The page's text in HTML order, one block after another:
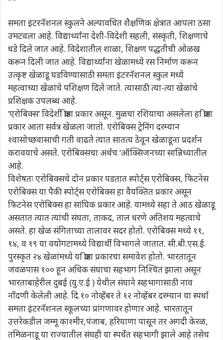
समता इंटरनॅशनल स्कुलने अल्पावधित शैक्षणिक क्षेत्रात आपला ठसा
उमटवला आहे. विद्यार्थ्यांना देशी-विदेशी सहली, संस्कृती, शिक्षणाचे
धडे दिले जात आहे. विदेशातील शाळा, शिक्षण पद्धतीची ओळख
करून दिली जात आहे. विद्यार्थ्यांना खेळामध्ये रस निर्माण करून
उत्कृष्ट खेळाडू घडविण्यासाठी समता इंटरनॅशनल स्कुल मध्ये
महत्वाच्या खेळांचे पशिक्षण दिले जाते. त्यासाठी त्या-त्या खेळांचे
प्रशिक्षक उपलब्ध आहे.
‘एरोबिक्स’ विदेशी क्रीडा प्रकार असून. मुळचा रशियाचा असलेला हा क्रीडा
प्रकार आता सर्वत्र खेळला जातो. एरोबिक्स ट्रेनिंग दरम्यान
श्वासोच्छवासाची गती वाढते त्यात सातत्य ठेवून खेळाडूंना प्रदर्शन
करावयाचे असते. एरोबिक्सचा अर्थच ‘ऑक्सिजनच्या सान्निध्यातील
आहे.
विशेषतः एरोबिक्सचे दोन प्रकार पडतात स्पोर्ट्स एरोबिक्स, फिटनेस
एरोबिक्स या पैकी स्पोर्ट्स एरोबिक्स हा वैयक्तित प्रकार असून
फिटनेस एरोबिक्स हा सांघिक प्रकार आहे. यामध्ये सहा ते आठ खेळाडू
असतात त्यात त्यांची संघता, ताकद, ताल धरणे अतिशय महत्वाचे
असते. हा खेळ संगिताच्या तालावर सदर होतो. एरोबिक्स मध्ये ११,
१४, व १९ या वयोगटामध्ये विद्यार्थी विभागले जातात. सी.बी.एस.ई.
पुरस्कृत २४ खेळांमध्ये या क्रीडा प्रकारचा समावेश होतो. भारतातून
जवळपास १०० हून अधिक संघाचा सहभाग निश्चित झाला असून
भारताबाहेरील दुबई (यु.ए.ई ) येथील संघाने सहभागासाठी नाव
नोंदणी केलेली आहे. दि.१० नोव्हेंबर ते १२ नोव्हेंबर दरम्यान या स्पर्धा
समता इंटरनॅशनल स्कूलच्या प्रांगणावर होणार आहे. भारतातून
उत्तरेकडील जम्मू काश्मीर,पंजाब, हरियाणा पासून तर अगदी केरळ,
तमिळनाडू या राज्यातील संघही या स्पर्धेत सहभागी झाले आहे तसेच